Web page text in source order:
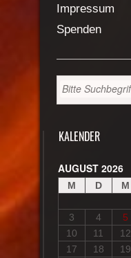
Impressum
Spenden
KALENDER
AUGUST 2026
M D M
3
4 5
10
11 12
17
18 19